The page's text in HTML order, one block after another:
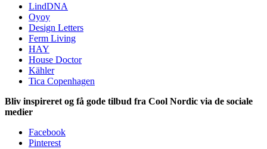
LindDNA
Oyoy
Design Letters
Ferm Living
HAY
House Doctor
Kähler
Tica Copenhagen
Bliv inspireret og få gode tilbud fra Cool Nordic via de sociale
medier
Facebook
Pinterest